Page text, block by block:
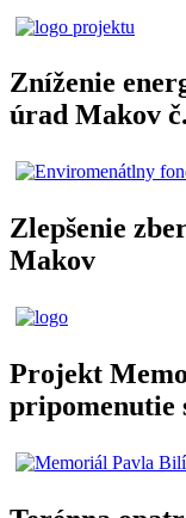
Zníženie
úrad Makov
Zlepšenie
Makov
Projekt
pripomenutie